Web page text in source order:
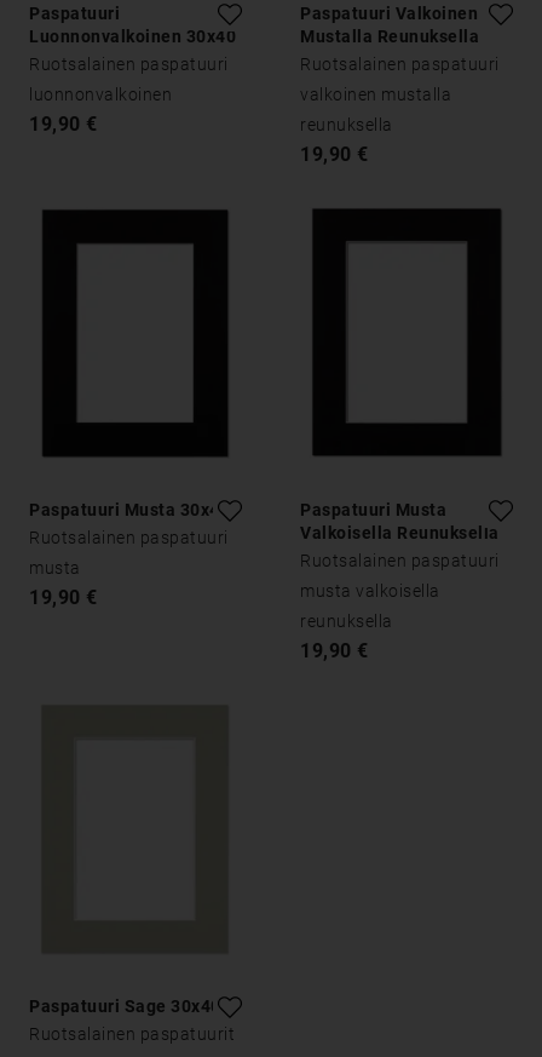
Paspatuuri
Luonnonvalkoinen 30x40
Ruotsalainen paspatuuri
luonnonvalkoinen
19,90 €
Paspatuuri Valkoinen
Mustalla Reunuksella
30x40
Ruotsalainen paspatuuri
valkoinen mustalla
reunuksella
19,90 €
Paspatuuri Musta 30x40
Ruotsalainen paspatuuri
musta
19,90 €
Paspatuuri Musta
Valkoisella Reunuksella
30x40
Ruotsalainen paspatuuri
musta valkoisella
reunuksella
19,90 €
Paspatuuri Sage 30x40
Ruotsalainen paspatuurit